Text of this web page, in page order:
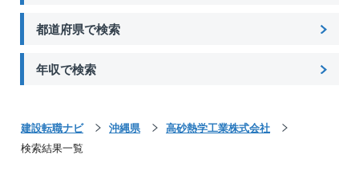
都道府県で検索
年収で検索
建設転職ナビ 沖縄県
高砂熱学工業株式会社
検索結果一覧